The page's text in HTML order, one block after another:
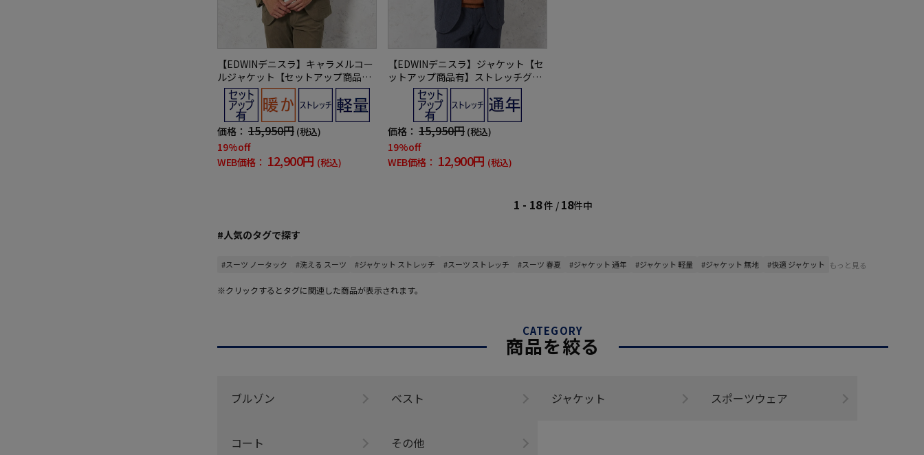
【EDWINデニスラ】キャラメルコー
ルジャケット【セットアップ商品
有】軽量ストレッチ無地秋冬
価格： 15,950円 (税込)
19%off
WEB価格： 12,900円 (税込)
【EDWINデニスラ】ジャケット【セ
ットアップ商品有】ストレッチグレ
ンチェック通年
価格： 15,950円 (税込)
19%off
WEB価格： 12,900円 (税込)
1 - 18件 / 18件中
#人気のタグで探す
#スーツ ノータック #洗える スーツ #ジャケット ストレッチ #スーツ ストレッチ #スーツ 春夏 #ジャケット 通年 #ジャケット 軽量 #ジャケット 無地 #快適 ジャケット もっと見る
※クリックするとタグに関連した商品が表示されます。
CATEGORY
商品を絞る
ブルゾン ベスト ジャケット スポーツウェア
コート その他